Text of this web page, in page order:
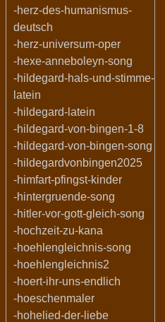
-herz-des-humanismus-
deutsch
-herz-universum-oper
-hexe-anneboleyn-song
-hildegard-hals-und-stimme-
latein
-hildegard-latein
-hildegard-von-bingen-1-8
-hildegard-von-bingen-song
-hildegardvonbingen2025
-himfart-pfingst-kinder
-hintergruende-song
-hitler-vor-gott-gleich-song
-hochzeit-zu-kana
-hoehlengleichnis-song
-hoehlengleichnis2
-hoert-ihr-uns-endlich
-hoeschenmaler
-hohelied-der-liebe